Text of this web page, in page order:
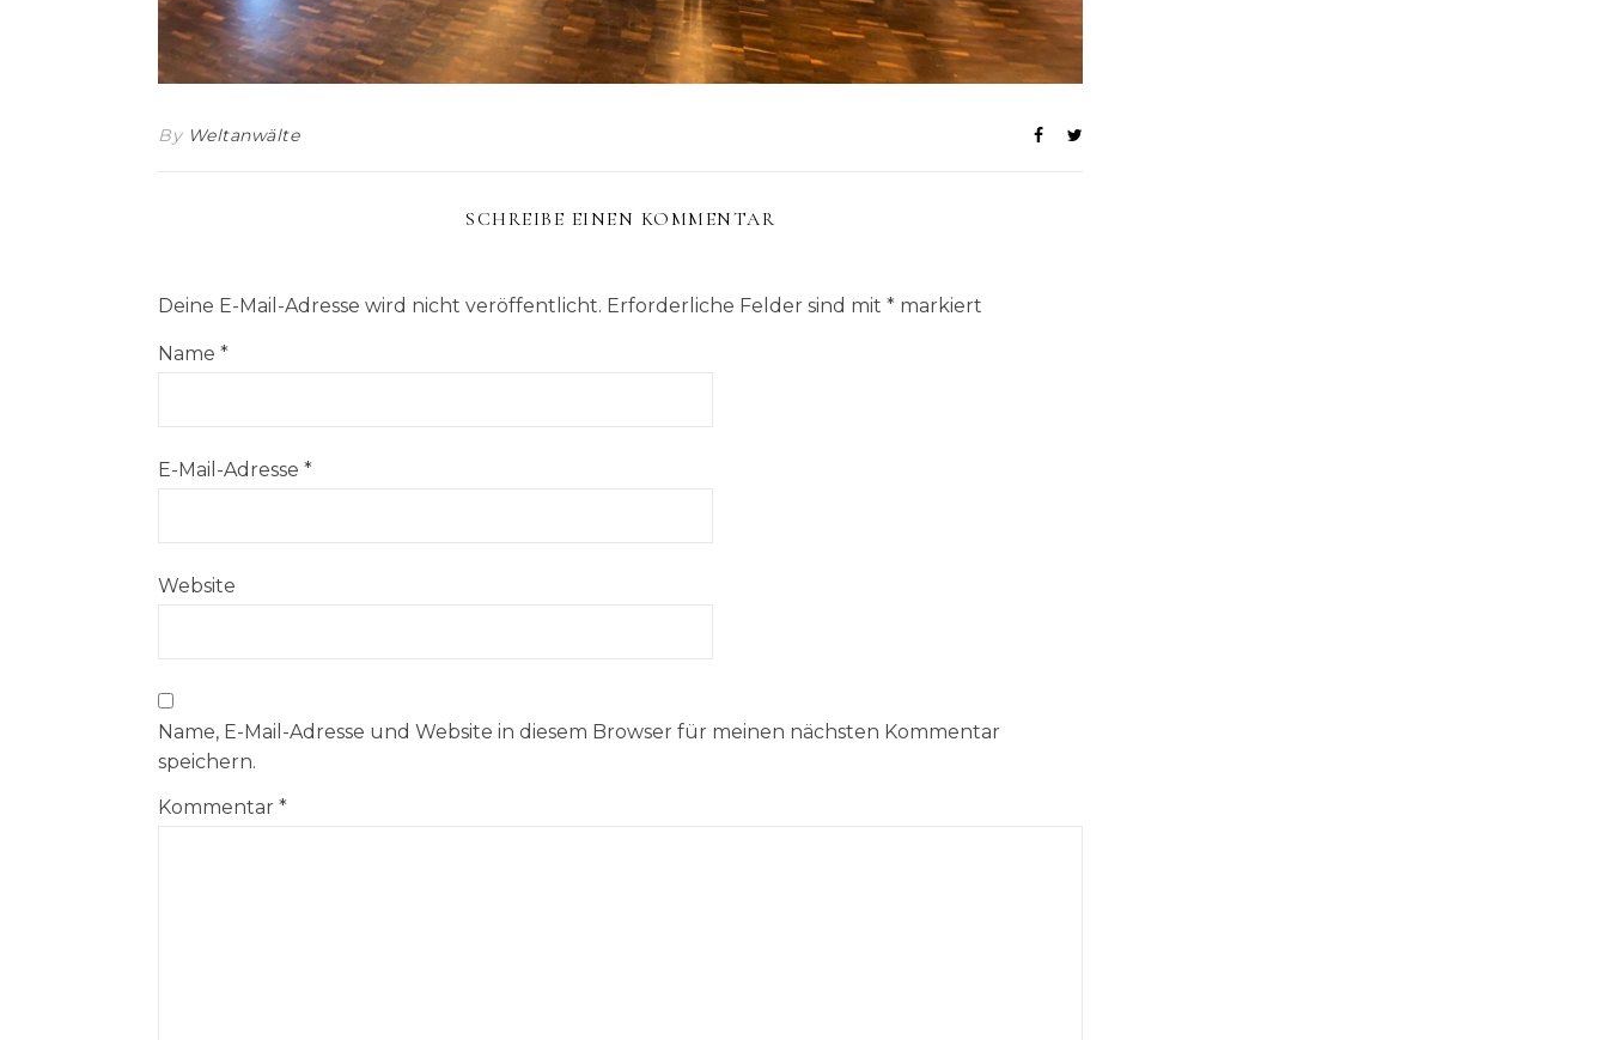
By Weltanwälte
SCHREIBE EINEN KOMMENTAR
Deine E-Mail-Adresse wird nicht veröffentlicht. Erforderliche Felder sind mit * markiert
Name *
E-Mail-Adresse *
Website
Name, E-Mail-Adresse und Website in diesem Browser für meinen nächsten Kommentar
speichern.
Kommentar *